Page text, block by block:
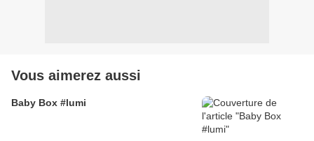
Vous aimerez aussi
Baby Box #lumi